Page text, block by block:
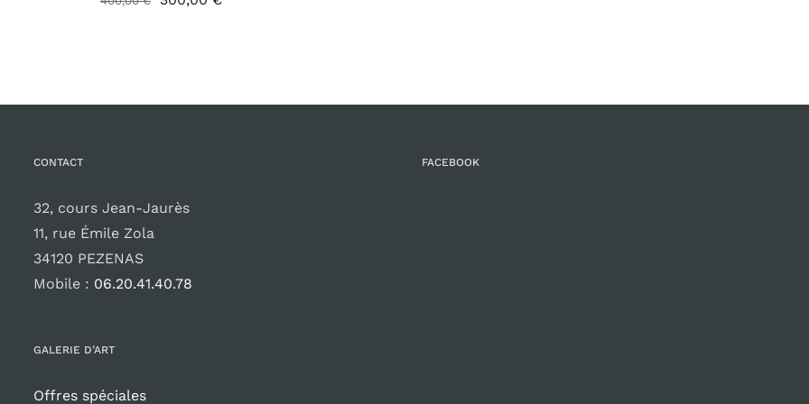
CONTACT
32, cours Jean-Jaurès
11, rue Émile Zola
34120 PEZENAS
Mobile : 06.20.41.40.78
GALERIE D’ART
Offres spéciales
FACEBOOK